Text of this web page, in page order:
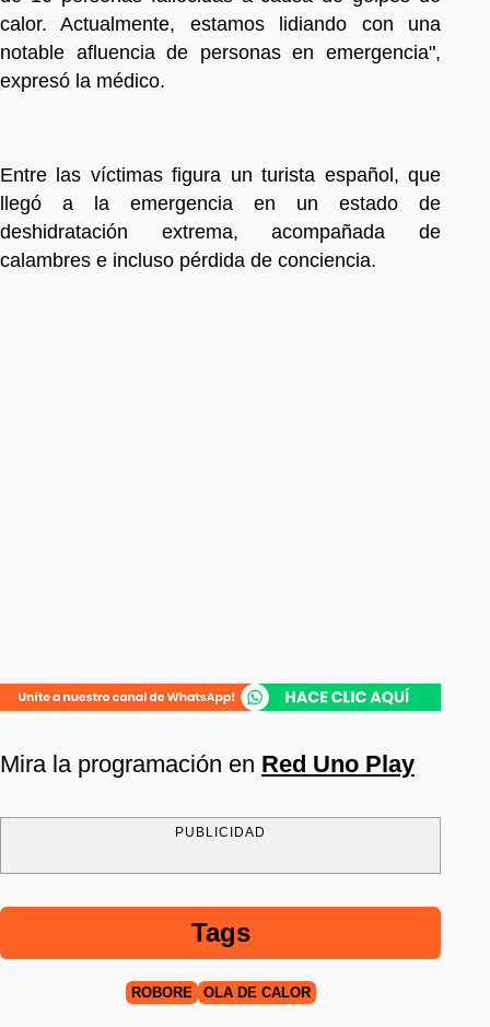
calor. Actualmente, estamos lidiando con una
notable afluencia de personas en emergencia",
expresó la médico.
Entre las víctimas figura un turista español, que
llegó a la emergencia en un estado de
deshidratación extrema, acompañada de
calambres e incluso pérdida de conciencia.
Mira la programación en Red Uno Play
PUBLICIDAD
Tags
ROBORÉ OLA DE CALOR